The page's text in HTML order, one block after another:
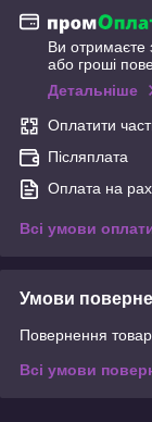
Ви отримаєте
або гроші
Детальніше
Оплатити
Післяплата
Оплата на
Всі умови
Умови
Повернення
Всі умови